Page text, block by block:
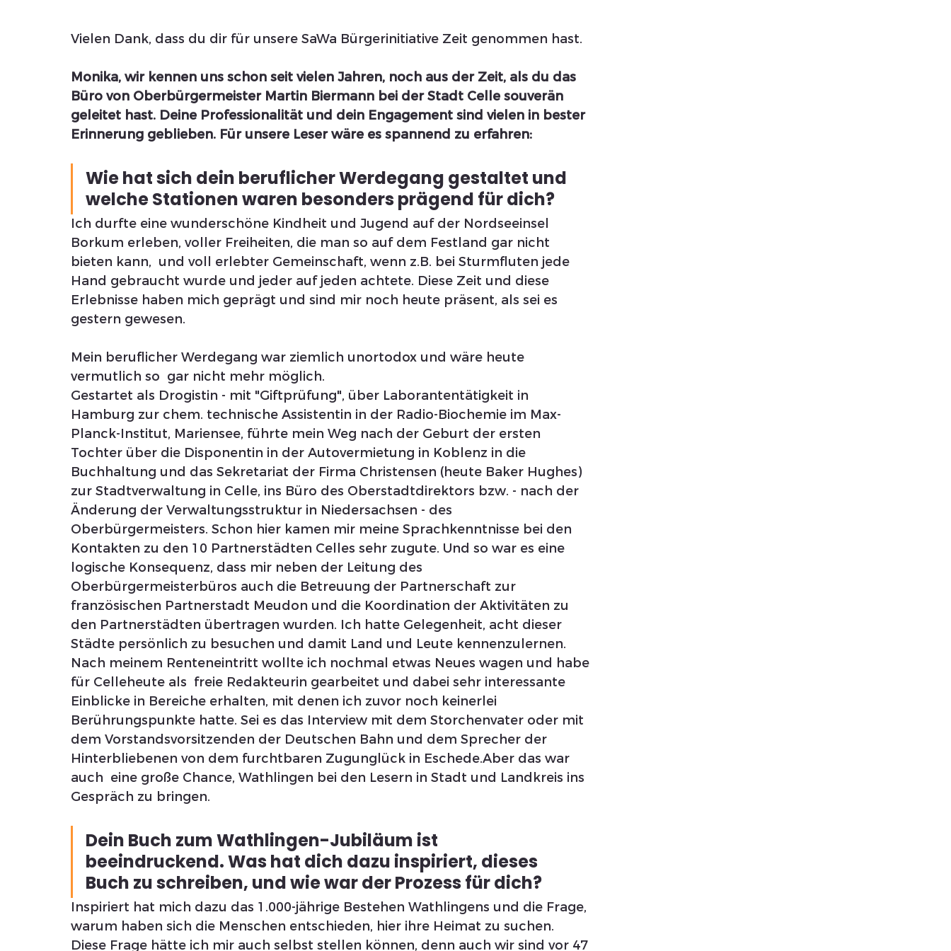
Vielen Dank, dass du dir für unsere SaWa Bürgerinitiative Zeit genommen hast.
Monika, wir kennen uns schon seit vielen Jahren, noch aus der Zeit, als du das
Büro von Oberbürgermeister Martin Biermann bei der Stadt Celle souverän
geleitet hast. Deine Professionalität und dein Engagement sind vielen in bester
Erinnerung geblieben. Für unsere Leser wäre es spannend zu erfahren:
Wie hat sich dein beruflicher Werdegang gestaltet und
welche Stationen waren besonders prägend für dich?
Ich durfte eine wunderschöne Kindheit und Jugend auf der Nordseeinsel
Borkum erleben, voller Freiheiten, die man so auf dem Festland gar nicht
bieten kann,  und voll erlebter Gemeinschaft, wenn z.B. bei Sturmfluten jede
Hand gebraucht wurde und jeder auf jeden achtete. Diese Zeit und diese
Erlebnisse haben mich geprägt und sind mir noch heute präsent, als sei es
gestern gewesen.
Mein beruflicher Werdegang war ziemlich unortodox und wäre heute
vermutlich so  gar nicht mehr möglich.
Gestartet als Drogistin - mit "Giftprüfung", über Laborantentätigkeit in
Hamburg zur chem. technische Assistentin in der Radio-Biochemie im Max-
Planck-Institut, Mariensee, führte mein Weg nach der Geburt der ersten
Tochter über die Disponentin in der Autovermietung in Koblenz in die
Buchhaltung und das Sekretariat der Firma Christensen (heute Baker Hughes)
zur Stadtverwaltung in Celle, ins Büro des Oberstadtdirektors bzw. - nach der
Änderung der Verwaltungsstruktur in Niedersachsen - des
Oberbürgermeisters. Schon hier kamen mir meine Sprachkenntnisse bei den
Kontakten zu den 10 Partnerstädten Celles sehr zugute. Und so war es eine
logische Konsequenz, dass mir neben der Leitung des
Oberbürgermeisterbüros auch die Betreuung der Partnerschaft zur
französischen Partnerstadt Meudon und die Koordination der Aktivitäten zu
den Partnerstädten übertragen wurden. Ich hatte Gelegenheit, acht dieser
Städte persönlich zu besuchen und damit Land und Leute kennenzulernen.
Nach meinem Renteneintritt wollte ich nochmal etwas Neues wagen und habe
für Celleheute als  freie Redakteurin gearbeitet und dabei sehr interessante
Einblicke in Bereiche erhalten, mit denen ich zuvor noch keinerlei
Berührungspunkte hatte. Sei es das Interview mit dem Storchenvater oder mit
dem Vorstandsvorsitzenden der Deutschen Bahn und dem Sprecher der
Hinterbliebenen von dem furchtbaren Zugunglück in Eschede.Aber das war
auch  eine große Chance, Wathlingen bei den Lesern in Stadt und Landkreis ins
Gespräch zu bringen.
Dein Buch zum Wathlingen-Jubiläum ist
beeindruckend. Was hat dich dazu inspiriert, dieses
Buch zu schreiben, und wie war der Prozess für dich?
Inspiriert hat mich dazu das 1.000-jährige Bestehen Wathlingens und die Frage,
warum haben sich die Menschen entschieden, hier ihre Heimat zu suchen.
Diese Frage hätte ich mir auch selbst stellen können, denn auch wir sind vor 47